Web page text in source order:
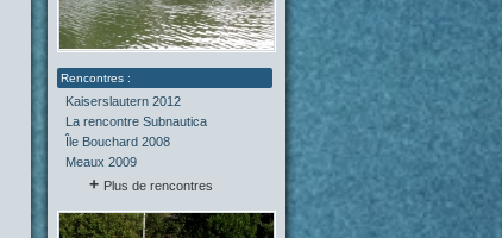
Kaiserslautern 2012
La rencontre Subnautica
Île Bouchard 2008
Meaux 2009
Plus de rencontres